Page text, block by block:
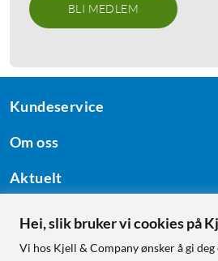
BLI MEDLEM
Kundeservice
Om oss
Aktuelt
Følg oss
Hei, slik bruker vi cookies på
Vi hos Kjell & Company ønsker å gi